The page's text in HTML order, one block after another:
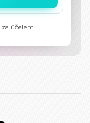
za účelem